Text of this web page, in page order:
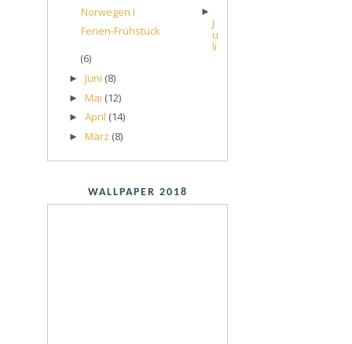
Norwegen I
Ferien-Frühstück
►
J
u
li
(6)
► Juni (8)
► Mai (12)
► April (14)
► März (8)
WALLPAPER 2018